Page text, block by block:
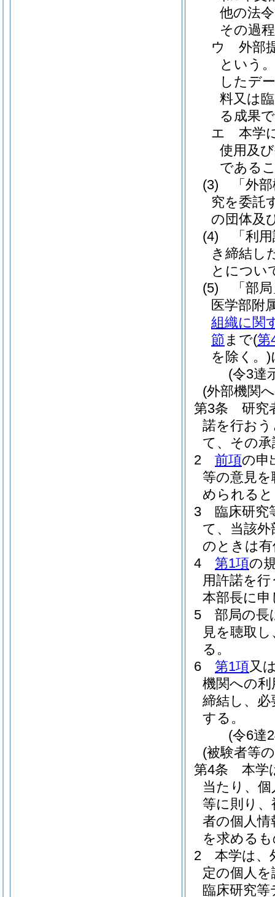
他の法
その過
ウ
外部
という
したデ
料又は
る成果
エ
本学
使用及
である
(3)
「外
究を委託
の団体及
(4)
「利
き締結し
とについ
(5)
「部
医学部附
組織に関
節 まで(第
を除く。)
(令3達
(外部機関
第3条
研究
諾を行お
て、その
2
前項の申
等の意見
められる
3
臨床研究
て、当該
のときは
4
第1項の
用許諾を
本部長に
5
部局の長
見を聴取
る。
6
第1項又
機関への
締結し、
する。
(令6達
(被験者等
第4条
本学
当たり、
等に則り
者の個人
を求める
2
本学は、
定の個人
臨床研究